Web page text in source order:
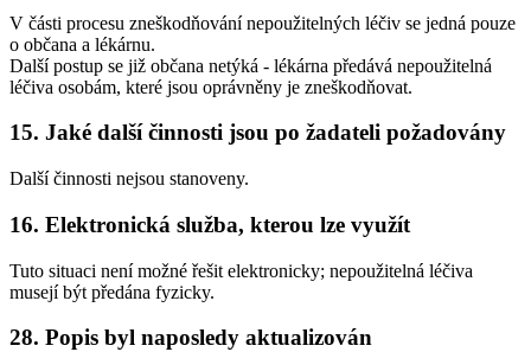
V části procesu zneškodňování nepoužitelných léčiv se jedná pouze
o občana a lékárnu.
Další postup se již občana netýká - lékárna předává nepoužitelná
léčiva osobám, které jsou oprávněny je zneškodňovat.
15. Jaké další činnosti jsou po žadateli požadovány
Další činnosti nejsou stanoveny.
16. Elektronická služba, kterou lze využít
Tuto situaci není možné řešit elektronicky; nepoužitelná léčiva
musejí být předána fyzicky.
28. Popis byl naposledy aktualizován